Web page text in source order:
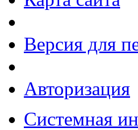
Версия для
Авторизация
Системная